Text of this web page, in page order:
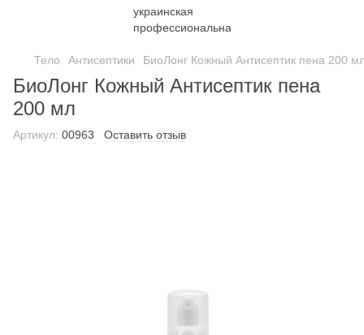
Тело Антисептики БиоЛонг Кожный Антисептик пена 200
БиоЛонг Кожный Антисептик пена
200 мл
Артикул: 00963 Оставить отзыв